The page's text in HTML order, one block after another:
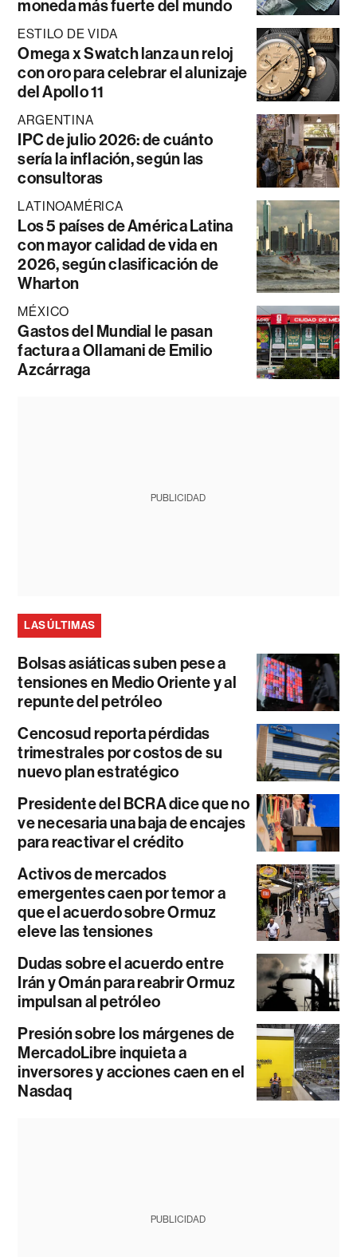
moneda más fuerte del mundo
ESTILO DE VIDA
Omega x Swatch lanza un reloj
con oro para celebrar el alunizaje
del Apollo 11
ARGENTINA
IPC de julio 2026: de cuánto
sería la inflación, según las
consultoras
LATINOAMÉRICA
Los 5 países de América Latina
con mayor calidad de vida en
2026, según clasificación de
Wharton
MÉXICO
Gastos del Mundial le pasan
factura a Ollamani de Emilio
Azcárraga
PUBLICIDAD
LAS ÚLTIMAS
Bolsas asiáticas suben pese a
tensiones en Medio Oriente y al
repunte del petróleo
Cencosud reporta pérdidas
trimestrales por costos de su
nuevo plan estratégico
Presidente del BCRA dice que no
ve necesaria una baja de encajes
para reactivar el crédito
Activos de mercados
emergentes caen por temor a
que el acuerdo sobre Ormuz
eleve las tensiones
Dudas sobre el acuerdo entre
Irán y Omán para reabrir Ormuz
impulsan al petróleo
Presión sobre los márgenes de
MercadoLibre inquieta a
inversores y acciones caen en el
Nasdaq
PUBLICIDAD